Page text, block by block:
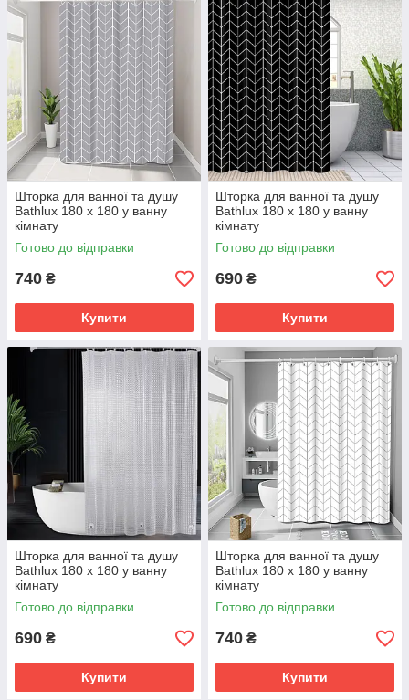
Шторка для ванної та душу
Bathlux 180 x 180 у ванну
кімнату
водовідштовхувальна, Сіра
Готово до відправки
740 ₴
Купити
Шторка для ванної та душу
Bathlux 180 x 180 у ванну
кімнату
водовідштовхувальна, Чорна
Готово до відправки
690 ₴
Купити
Шторка для ванної та душу
Bathlux 180 x 180 у ванну
кімнату
водовідштовхувальна,
Прозора
Готово до відправки
690 ₴
Купити
Шторка для ванної та душу
Bathlux 180 x 180 у ванну
кімнату
водовідштовхувальна, Біла з
візерунком
Готово до відправки
740 ₴
Купити